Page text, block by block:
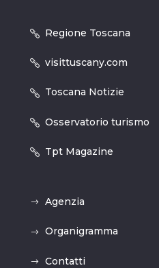
Regione Toscana
visittuscany.com
Toscana Notizie
Osservatorio turismo
Tpt Magazine
Agenzia
Organigramma
Contatti